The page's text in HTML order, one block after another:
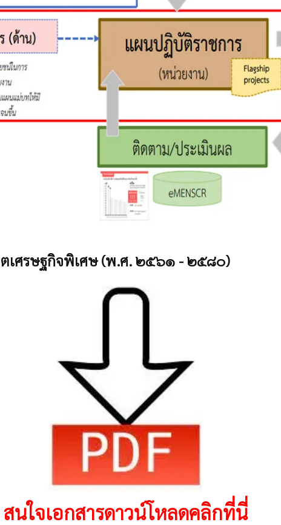
เศรษฐกิจพิเศษ(พ.ศ. ๒๕๖๑ - ๒๕๘๐)
สนใจเอกสารดาวน์โหลดคลิกที่นี่